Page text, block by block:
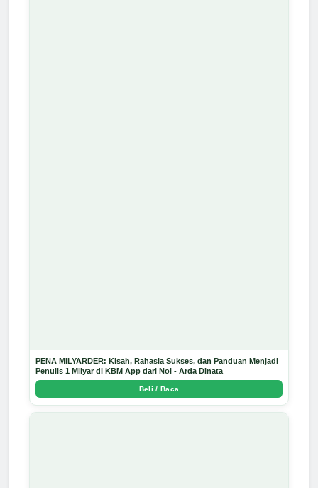
PENA MILYARDER: Kisah, Rahasia Sukses, dan Panduan Menjadi
Penulis 1 Milyar di KBM App dari Nol - Arda Dinata
Beli / Baca